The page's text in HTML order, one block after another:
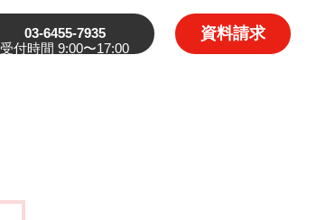
03-6455-7935
受付時間 9:00〜17:00
資料請求